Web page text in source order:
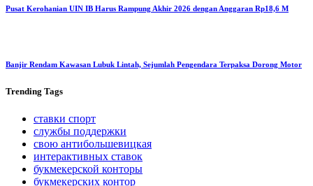
Pusat Kerohanian UIN IB Harus Rampung Akhir 2026 dengan Anggaran Rp18,6 M
Banjir Rendam Kawasan Lubuk Lintah, Sejumlah Pengendara Terpaksa Dorong Motor
Trending Tags
ставки спорт
службы поддержки
свою антибольшевицкая
интерактивных ставок
букмекерской конторы
букмекерских контор